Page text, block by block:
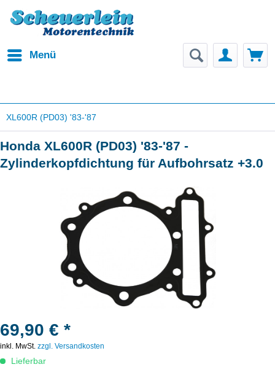
Menü
XL600R (PD03) '83-'87
Honda XL600R (PD03) '83-'87 -
Zylinderkopfdichtung für Aufbohrsatz +3.0
69,90 € *
inkl. MwSt. zzgl. Versandkosten
Lieferbar